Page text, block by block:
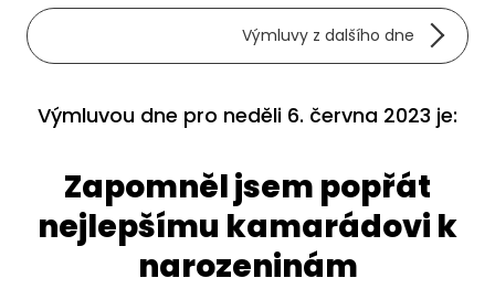
Výmluvy z dalšího dne
Výmluvou dne pro neděli 6. června 2023 je:
Zapomněl jsem popřát
nejlepšímu kamarádovi k
narozeninám